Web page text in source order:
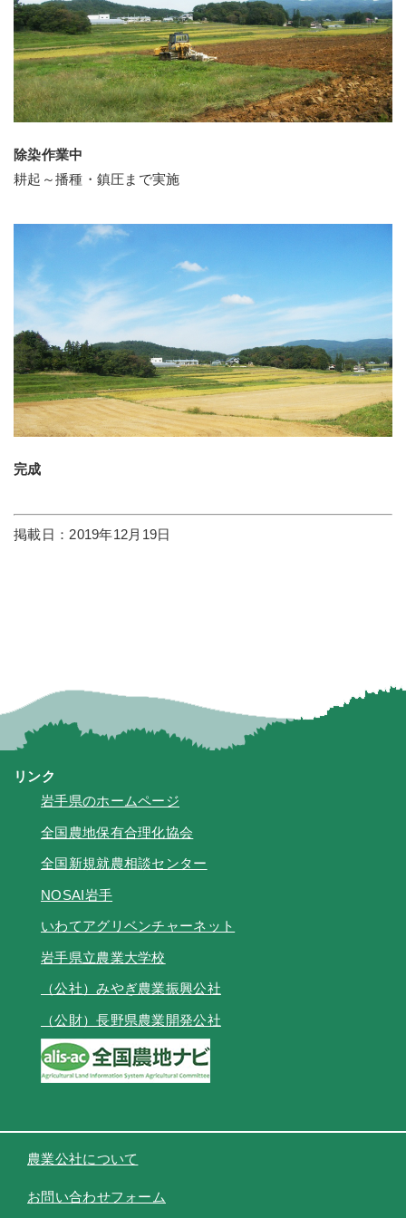
除染作業中
耕起～播種・鎮圧まで実施
完成
掲載日：2019年12月19日
リンク
岩手県のホームページ
全国農地保有合理化協会
全国新規就農相談センター
NOSAI岩手
いわてアグリベンチャーネット
岩手県立農業大学校
（公社）みやぎ農業振興公社
（公財）長野県農業開発公社
農業公社について
お問い合わせフォーム